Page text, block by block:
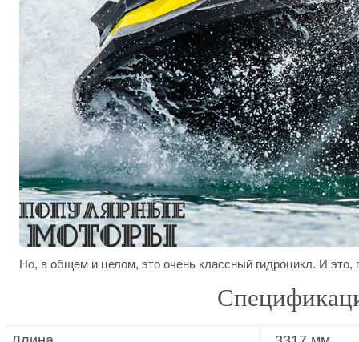
Но, в общем и целом, это очень классный гидроцикл. И